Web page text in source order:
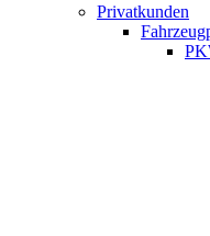
Privatkunden